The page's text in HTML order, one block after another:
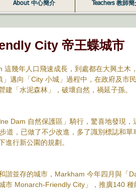
About 中心簡介 Teachers 教師簡
City 帝王蝶城市
這幾年人口飛速成長，到處都在大興土木
」邁向「City 小城」過程中，在政府及市
建「水泥森林」，破壞自然，禍延子孫。
Dam 自然保護區」騎行，驚喜地發現
道，已做了不少改進，多了識別標誌和
進行新公園的規劃。
諧並存的城市，Markham 今年四月與「
市 Monarch-Friendly City」，推廣140